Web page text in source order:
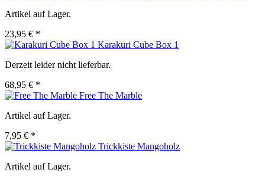
Artikel auf Lager.
23,95 € *
Karakuri Cube Box 1
Derzeit leider nicht lieferbar.
68,95 € *
Free The Marble
Artikel auf Lager.
7,95 € *
Trickkiste Mangoholz
Artikel auf Lager.